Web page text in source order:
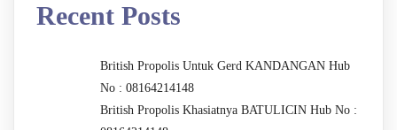
Recent Posts
British Propolis Untuk Gerd KANDANGAN Hub
No : 08164214148
British Propolis Khasiatnya BATULICIN Hub No :